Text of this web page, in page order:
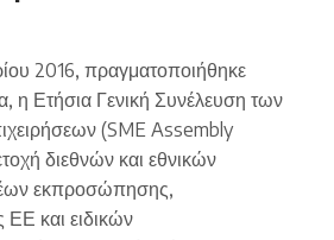
2016, πραγματοποιήθηκε
η Ετήσια Γενική Συνέλευση των
(SME Assembly
διεθνών και εθνικών
εκπροσώπησης,
και ειδικών